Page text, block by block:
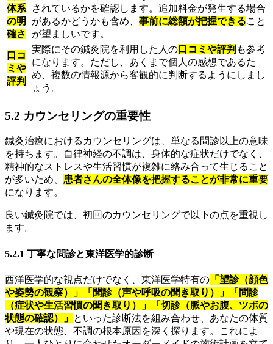
体系
の明
確さ
されているかを確認します。追加料金が発生する場合
があるかどうかも含め、 事前に総額が把握できること
が望ましいです。
口コ
ミや
評判
実際にその鍼灸院を利用した人の口コミや評判 も参考
になります。ただし、あくまで個人の感想であるた
め、複数の情報源から客観的に判断するようにしまし
ょう。
5.2 カウンセリングの重要性
鍼灸治療におけるカウンセリングは、単なる問診以上の意味
を持ちます。自律神経の不調は、身体的な症状だけでなく、
精神的なストレスや生活習慣が複雑に絡み合って生じること
が多いため、 患者さんの全体像を把握することが非常に重要
になります。
良い鍼灸院では、初回のカウンセリングで以下の点を重視し
ます。
5.2.1 丁寧な問診と東洋医学的診断
西洋医学的な視点だけでなく、東洋医学特有の 「望診（顔色
や姿勢の観察）」「聞診（声や呼吸の聞き取り）」「問診
（症状や生活習慣の聞き取り）」「切診（脈やお腹、ツボの
状態の確認）」 といった診断法を組み合わせ、あなたの体質
や現在の状態、不調の根本原因を深く探ります。これによ